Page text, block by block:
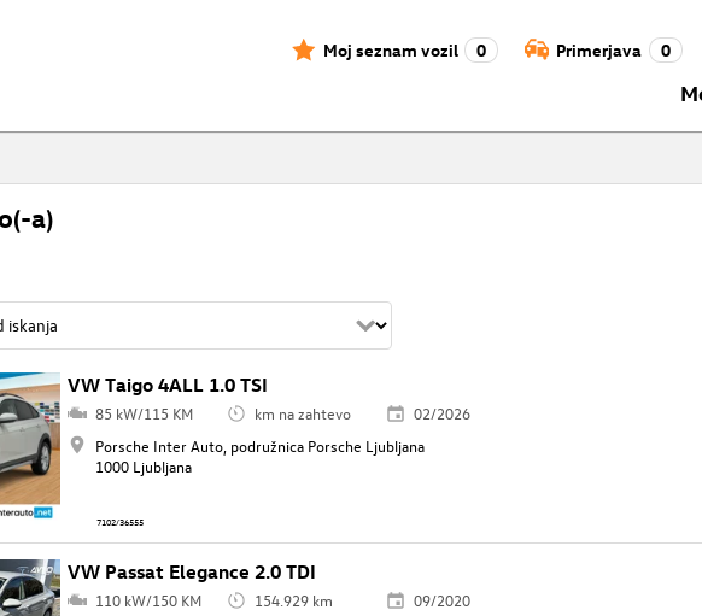
Moj seznam vozil 0 Primerjava 0
a)
VW Taigo 4ALL 1.0 TSI
85 kW/115 KM km na zahtevo
02/2026
Porsche Inter Auto, podružnica Porsche Ljubljana
1000 Ljubljana
7102/36555
VW Passat Elegance 2.0 TDI
110 kW/150 KM 154.929 km
09/2020